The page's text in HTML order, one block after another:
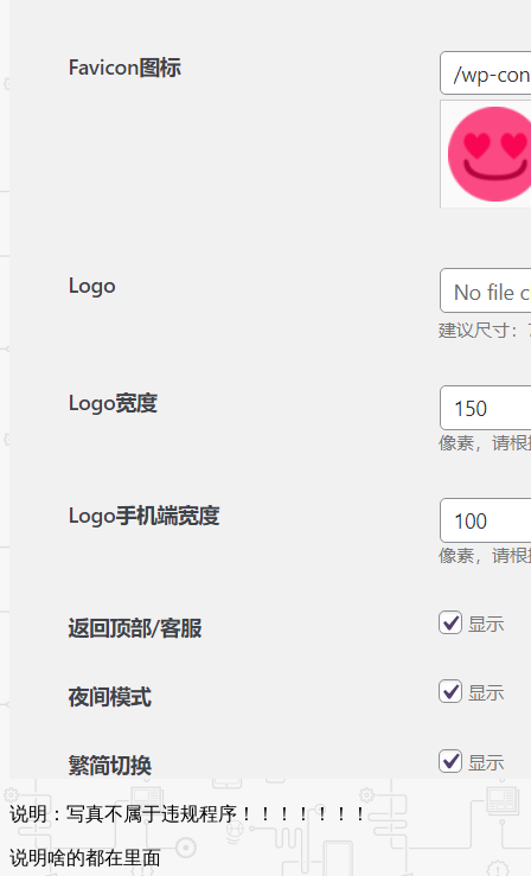
说明：写真不属于违规程序！！！！！！！
说明啥的都在里面